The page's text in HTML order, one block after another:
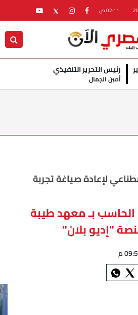
رئيس التحرير التنفيذي
أمين الجمال
لإعادة صياغة تجربة
بـ معهد طيبة
"إديو بلان"